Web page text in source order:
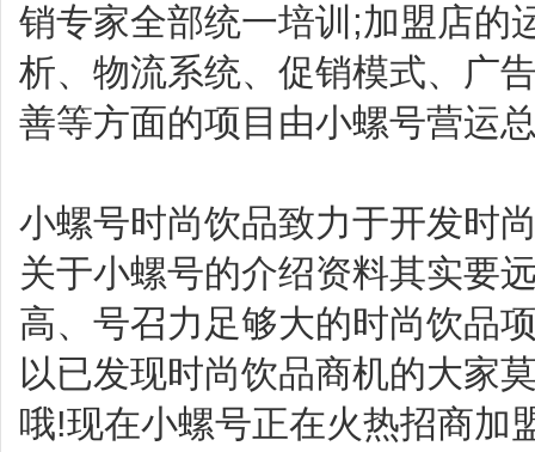
销专家全部统一培训;加盟店的
析、物流系统、促销模式、广
善等方面的项目由小螺号营运
小螺号时尚饮品致力于开发时
关于小螺号的介绍资料其实要
高、号召力足够大的时尚饮品
以已发现时尚饮品商机的大家
哦!现在小螺号正在火热招商加